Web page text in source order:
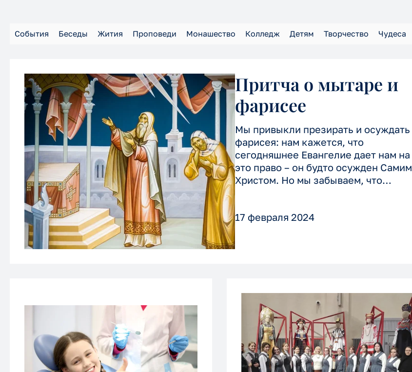
События Беседы Жития Проповеди Монашество Колледж Детям Творчество Чудеса
Воспитание Монастырь Разное Объявления ФотоПритча о мытаре и
фарисее
Мы привыкли презирать и осуждать
фарисея: нам кажется, что
сегодняшнее Евангелие дает нам на
это право – он будто осужден Самим
Христом. Но мы забываем, что
людям.
17 февраля 2024